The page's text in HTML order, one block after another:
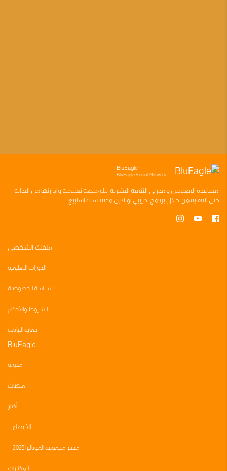
BluEagle
BluEagle Social Network
مساعده المعلمين ومدربي التنميه البشريه بناءمنصه تعليميه وادارتها من البدايه
حتى النهايه من خلال برنامج تدريبي اونلاين مدته سته اسابيع
ملفك الشخصي
الدورات التعليمية
سياسة الخصوصية
الشروط والأحكام
حماية البيانات
BluEagle
مدونه
منصات
أخبار
الأعضاء
مختبر مجموعه الموناليزا 2025
المختبرات